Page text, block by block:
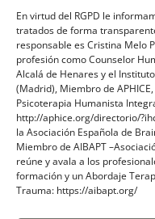
En virtud del RGPD le
tratados de forma
responsable es Cristina Melo
profesión como Counselor
Alcalá de Henares y el
(Madrid), Miembro de
Psicoterapia Humanista
http://aphice.org/directorio/
la Asociación Española de
Miembro de AIBAPT
reúne y avala a los
formación y un Abordaje
Trauma: https://aibapt.org/
Sobre mi
Contacto
Blog